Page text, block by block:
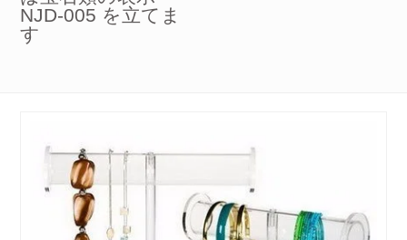
NJD-005 を立てま
す